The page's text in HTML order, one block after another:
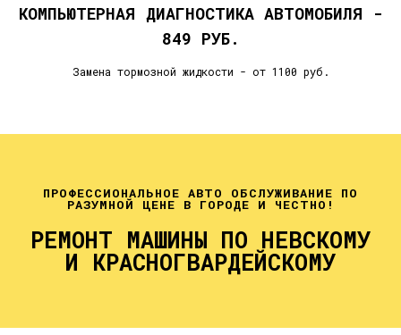
КОМПЬЮТЕРНАЯ ДИАГНОСТИКА АВТОМОБИЛЯ -
849 РУБ.
Замена тормозной жидкости - от 1100 руб.
ПРОФЕССИОНАЛЬНОЕ АВТО ОБСЛУЖИВАНИЕ ПО
РАЗУМНОЙ ЦЕНЕ В ГОРОДЕ И ЧЕСТНО!
РЕМОНТ МАШИНЫ ПО НЕВСКОМУ
И КРАСНОГВАРДЕЙСКОМУ